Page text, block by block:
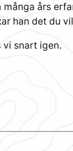
många års
han det du
vi snart igen.